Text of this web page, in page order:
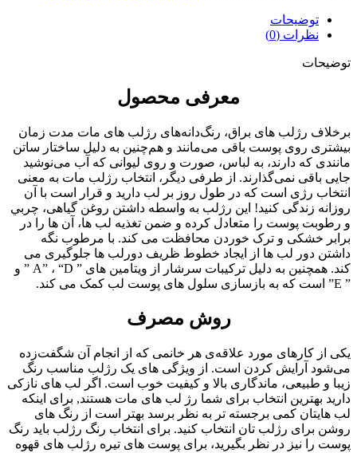
توضیحات
نظرات (0)
توضیحات
معرفی محصول
برخلاف رژلب های براق، رنگ‌دانه‌های رژلب های مات مدت زمان
بیشتری روی پوست باقی می‌مانند و هم‌چنین به دلیل ساختار ساتن
مانندی که دارند، به لباس، صورت و روی لیوانی که آب می‌نوشید
جایی باقی نمی‌گذارند. از طرفی دیگر، انتخاب رژلب مات به معنی
انتخاب رژی است که در طول روز بر لب دارید و قرار است با آن
روزانه زندگی کنید! این رژلب به واسطه داشتن روغن گیاهی، چربي
و رطوبت پوست را متعادل کرده و ضمن تغذيه لب ها، آن ها را در
برابر خشکی و ترک خوردن محافظت می کند. با مرطوب نگه
داشتن دور لب ها از ایجاد خطوط ظريف دورلب ها جلوگیری می
کند. همچنین به دلیل ترکیبات سرشار از ویتامین های ” A” ، “D ” و
” E” است که به بازسازی سلول های پوست لب کمک می کند.
روش مصرف
یکی از کارهای مورد علاقه‌ی هر خانمی که از انجام آن شگفت‌زده
می‌شود آرایش کردن است. از ویژگی های یک رژلب مناسب رنگ
زیبا و طبیعی، ماندگاری بالا و کیفیت خوب است. اگر لب های نازکی
دارید بهترین انتخاب برای شما رژ لب های مات هستند, برای اینکه
لب هایتان کمی برجسته تر به نظر برسد بهتر است از رنگ های
روشن برای رژلب تان انتخاب کنید. برای انتخاب رنگ رژلب باید رنگ
پوست را نیز در نظر بگیرید، برای پوست های تیره رژلب های قهوه